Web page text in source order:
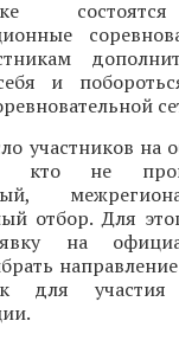
и
участников на
кто не
отбор. Для
на
для